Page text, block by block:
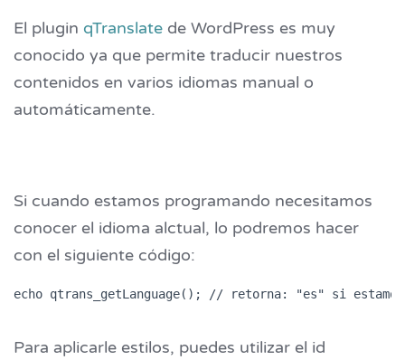
El plugin qTranslate de WordPress es muy
conocido ya que permite traducir nuestros
contenidos en varios idiomas manual o
automáticamente.
Si cuando estamos programando necesitamos
conocer el idioma alctual, lo podremos hacer
con el siguiente código:
echo qtrans_getLanguage(); // retorna: "es" si
Para aplicarle estilos, puedes utilizar el id